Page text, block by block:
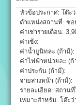
หัวข้อประกาศ: โต๊ะว่
ตำแหน่งสถานที่: ซอ
ค่าเช่ารายเดือน:
ค่าเซ้ง:
ค่าน้ำยูนิทละ (ถ้ามี):
ค่าไฟฟ้าหน่วยละ (ถ้
ค่าประกัน (ถ้ามี):
จ่ายล่วงหน้า (ถ้ามี):
รายละเอียด: สถาน
เหมาะสำหรับ: โต๊ะ